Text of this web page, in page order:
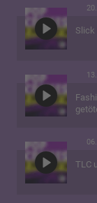
Slick
TLC